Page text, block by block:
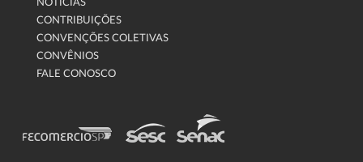
NOTÍCIAS
CONTRIBUIÇÕES
CONVENÇÕES COLETIVAS
CONVÊNIOS
FALE CONOSCO